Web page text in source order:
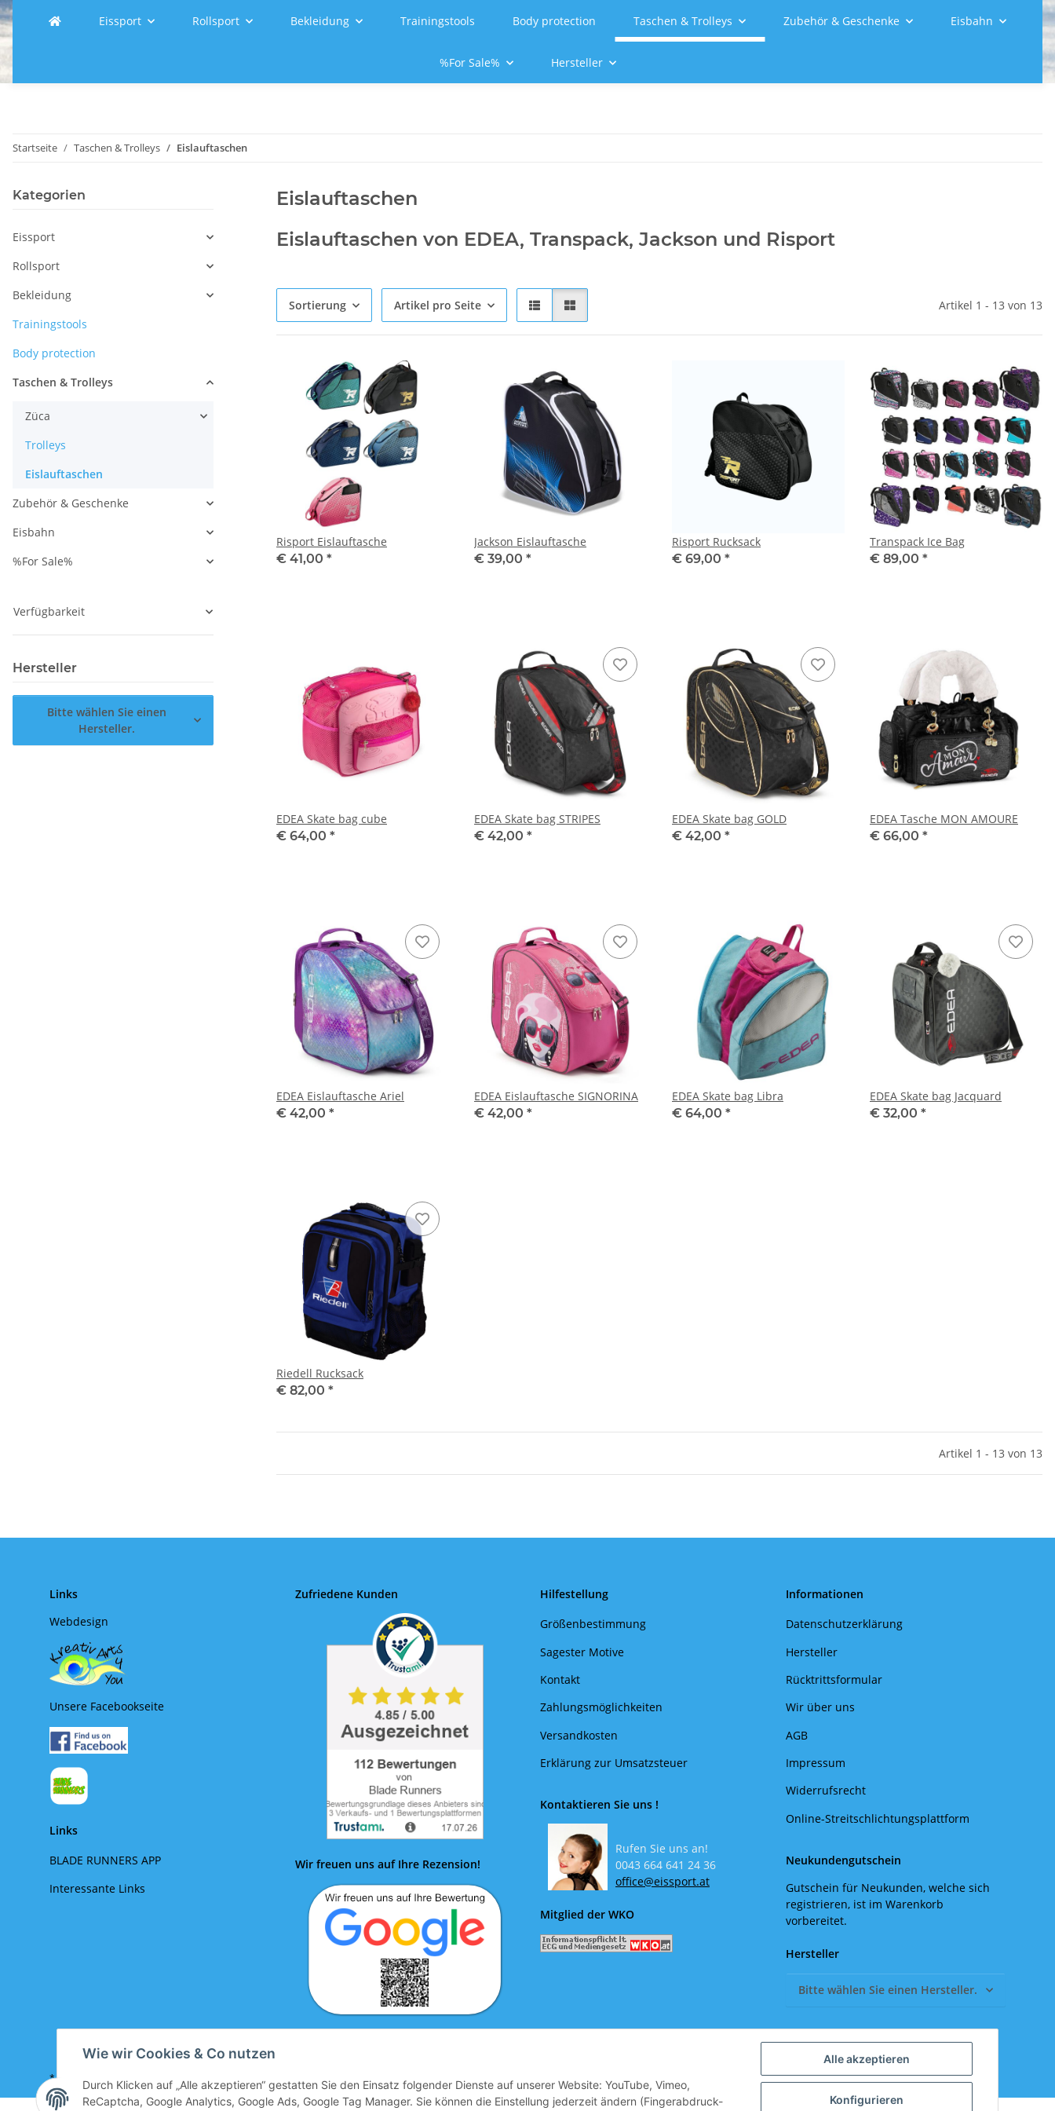
Alle akzeptieren
Konfigurieren
Wie wir Cookies & Co nutzen
Durch Klicken auf „Alle akzeptieren“ gestatten Sie den Einsatz folgender Dienste auf unserer Website: YouTube, Vimeo,
ReCaptcha, Google Analytics, Google Ads, Google Tag Manager. Sie können die Einstellung jederzeit ändern (Fingerabdruck-
Eissport Rollsport Bekleidung Trainingstools Body protection Taschen & Trolleys Zubehör & Geschenke Eisbahn
%For Sale% Hersteller
Startseite Taschen & Trolleys Eislauftaschen
Eislauftaschen
Eislauftaschen von EDEA, Transpack, Jackson und Risport
Sortierung Artikel pro Seite Artikel 1 - 13 von 13
Risport Eislauftasche
€ 41,00 *
Jackson Eislauftasche
€ 39,00 *
Risport Rucksack
€ 69,00 *
Transpack Ice Bag
€ 89,00 *
EDEA Skate bag cube
€ 64,00 *
EDEA Skate bag STRIPES
€ 42,00 *
EDEA Skate bag GOLD
€ 42,00 *
EDEA Tasche MON AMOURE
€ 66,00 *
EDEA Eislauftasche Ariel
€ 42,00 *
EDEA Eislauftasche SIGNORINA
€ 42,00 *
EDEA Skate bag Libra
€ 64,00 *
EDEA Skate bag Jacquard
€ 32,00 *
Riedell Rucksack
€ 82,00 *
Artikel 1 - 13 von 13
Kategorien
Eissport
Rollsport
Bekleidung
Trainingstools
Body protection
Taschen & Trolleys
Züca
Trolleys
Eislauftaschen
Zubehör & Geschenke
Eisbahn
%For Sale%
Verfügbarkeit
Hersteller
Bitte wählen Sie einen
Hersteller.
Links
Webdesign
Unsere Facebookseite
Links
BLADE RUNNERS APP
Interessante Links
Zufriedene Kunden
Wir freuen uns auf Ihre Rezension!
Hilfestellung
Größenbestimmung
Sagester Motive
Kontakt
Zahlungsmöglichkeiten
Versandkosten
Erklärung zur Umsatzsteuer
Kontaktieren Sie uns !
Rufen Sie uns an!
0043 664 641 24 36
office@eissport.at
Mitglied der WKO
Informationen
Datenschutzerklärung
Hersteller
Rücktrittsformular
Wir über uns
AGB
Impressum
Widerrufsrecht
Online-Streitschlichtungsplattform
Neukundengutschein
Gutschein für Neukunden, welche sich
registrieren, ist im Warenkorb
vorbereitet.
Hersteller
Bitte wählen Sie einen Hersteller.
* Alle Preise inkl. gesetzlicher USt.zzgl. Versand